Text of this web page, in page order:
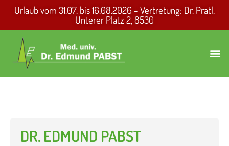
Urlaub vom 31.07. bis 16.08.2026 - Vertretung: Dr. Pratl,
Unterer Platz 2, 8530
DR. EDMUND PABST